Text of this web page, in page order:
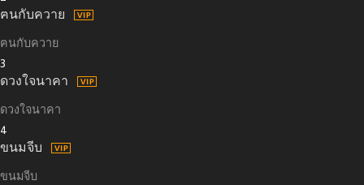
ฅนกับควาย
ฅนกับควาย
3
ดวงใจนาคา
ดวงใจนาคา
4
ขนมจีบ
ขนมจีบ